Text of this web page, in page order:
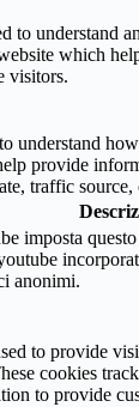
to understand
which
visitors.
understand
provide
traffic source,
imposta
anonimi.
to provide
cookies
to provide